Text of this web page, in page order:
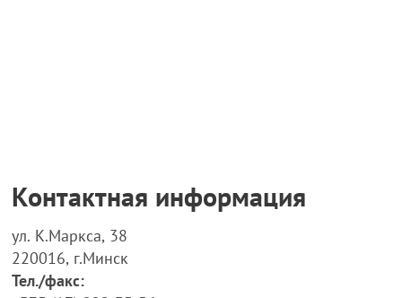
Контактная информация
ул. К.Маркса, 38
220016, г.Минск
Тел./факс: